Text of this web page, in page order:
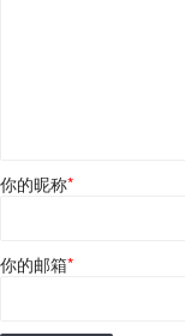
你的昵称*
你的邮箱*